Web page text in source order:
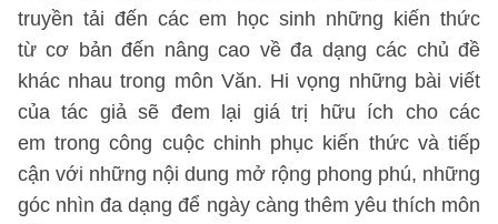
truyền tải đến các em học sinh những kiến thức
từ cơ bản đến nâng cao về đa dạng các chủ đề
khác nhau trong môn Văn. Hi vọng những bài viết
của tác giả sẽ đem lại giá trị hữu ích cho các
em trong công cuộc chinh phục kiến thức và tiếp
cận với những nội dung mở rộng phong phú, những
góc nhìn đa dạng để ngày càng thêm yêu thích môn